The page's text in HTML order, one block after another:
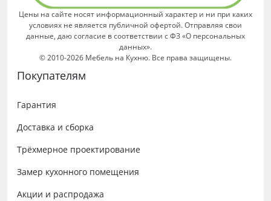
Цены на сайте носят информационный характер и ни при каких
условиях не является публичной офертой. Отправляя свои
данные, даю согласие в соответствии с ФЗ «О персональных
данных».
© 2010-2026 Мебель на Кухню. Все права защищены.
Покупателям
Гарантия
Доставка и сборка
Трёхмерное проектирование
Замер кухонного помещения
Акции и распродажа